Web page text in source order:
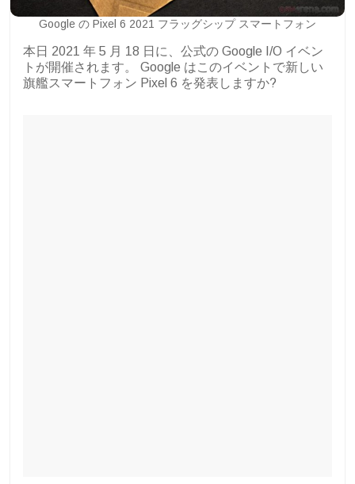
Google の Pixel 6 2021 フラッグシップ スマートフォン
本日 2021 年 5 月 18 日に、公式の Google I/O イベン
トが開催されます。 Google はこのイベントで新しい
旗艦スマートフォン Pixel 6 を発表しますか?